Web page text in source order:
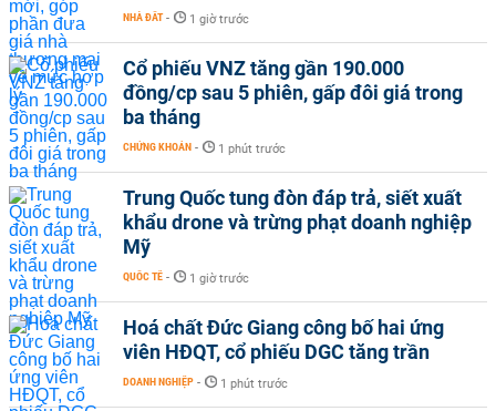
NHÀ ĐẤT - 1 giờ trước
Cổ phiếu VNZ tăng gần 190.000
đồng/cp sau 5 phiên, gấp đôi giá trong
ba tháng
CHỨNG KHOÁN - 1 phút trước
Trung Quốc tung đòn đáp trả, siết xuất
khẩu drone và trừng phạt doanh nghiệp
Mỹ
QUỐC TẾ - 1 giờ trước
Hoá chất Đức Giang công bố hai ứng
viên HĐQT, cổ phiếu DGC tăng trần
DOANH NGHIỆP - 1 phút trước